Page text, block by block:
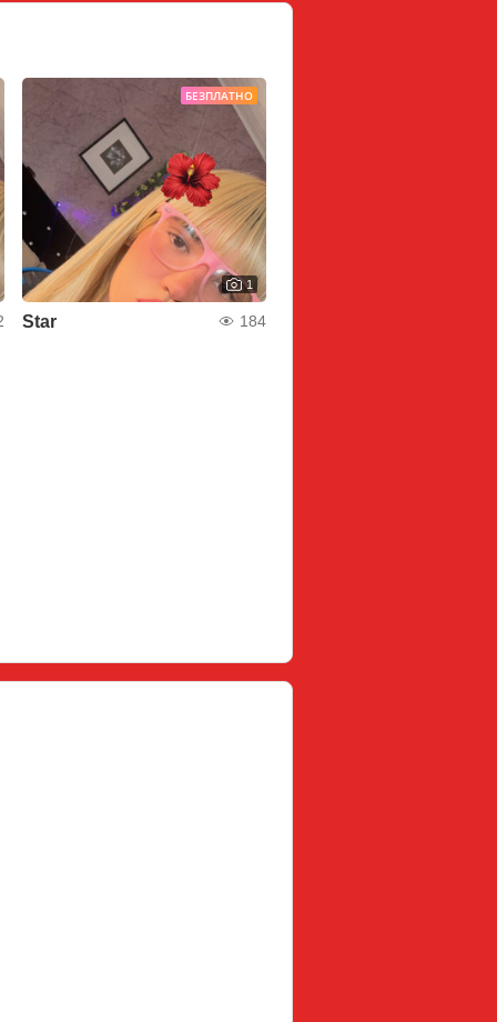
БЕЗПЛАТНО
1
Star 184